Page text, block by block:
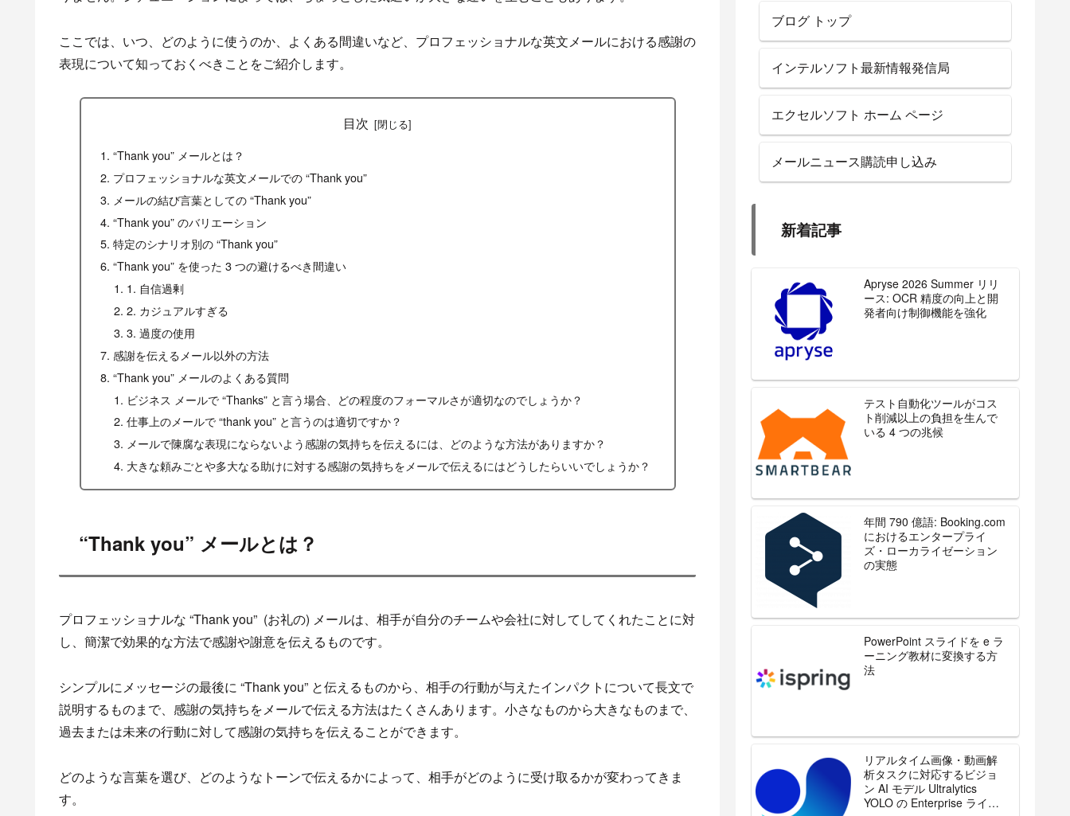
ここでは、いつ、どのように使うのか、よくある間違いなど、プロフェッショナルな英文メールにおける感謝の
表現について知っておくべきことをご紹介します。
目次
“Thank you” メールとは？
プロフェッショナルな英文メールでの “Thank you”
メールの結び言葉としての “Thank you”
“Thank you” のバリエーション
特定のシナリオ別の “Thank you”
“Thank you” を使った 3 つの避けるべき間違い
1. 自信過剰
2. カジュアルすぎる
3. 過度の使用
感謝を伝えるメール以外の方法
“Thank you” メールのよくある質問
ビジネス メールで “Thanks” と言う場合、どの程度のフォーマルさが適切なのでしょうか？
仕事上のメールで “thank you” と言うのは適切ですか？
メールで陳腐な表現にならないよう感謝の気持ちを伝えるには、どのような方法がありますか？
大きな頼みごとや多大なる助けに対する感謝の気持ちをメールで伝えるにはどうしたらいいでしょうか？
“Thank you” メールとは？
プロフェッショナルな “Thank you” (お礼の) メールは、相手が自分のチームや会社に対してしてくれたことに対
し、簡潔で効果的な方法で感謝や謝意を伝えるものです。
シンプルにメッセージの最後に “Thank you” と伝えるものから、相手の行動が与えたインパクトについて長文で
説明するものまで、感謝の気持ちをメールで伝える方法はたくさんあります。小さなものから大きなものまで、
過去または未来の行動に対して感謝の気持ちを伝えることができます。
どのような言葉を選び、どのようなトーンで伝えるかによって、相手がどのように受け取るかが変わってきま
す。
ブログ トップ
インテルソフト最新情報発信局
エクセルソフト ホーム ページ
メールニュース購読申し込み
新着記事
Apryse 2026 Summer リリ
ース: OCR 精度の向上と開
発者向け制御機能を強化
テスト自動化ツールがコス
ト削減以上の負担を生んで
いる 4 つの兆候
年間 790 億語: Booking.com
におけるエンタープライ
ズ・ローカライゼーション
の実態
PowerPoint スライドを e ラ
ーニング教材に変換する方
法
リアルタイム画像・動画解
析タスクに対応するビジョ
ン AI モデル Ultralytics
YOLO の Enterprise ライセ